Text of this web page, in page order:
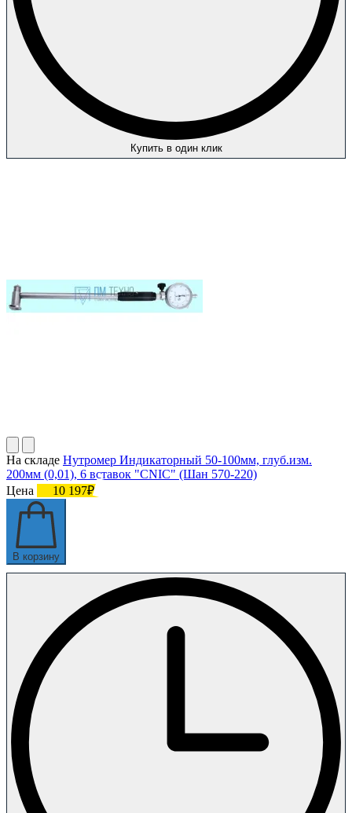
Купить в один клик
На складе Нутромер Индикаторный 50-100мм, глуб.изм.
200мм (0,01), 6 вставок "CNIC" (Шан 570-220)
Цена
10 197₽
В корзину